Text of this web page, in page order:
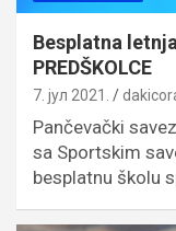
Besplatna
PREDŠKOLCE
7. јул 2021.
Pančevački
sa Sportskim
besplatnu školu